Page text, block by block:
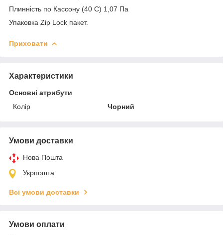
Плинність по Кассону (40 С) 1,07 Па
Упаковка Zip Lock пакет.
Приховати
Характеристики
Основні атрибути
Колір
Чорний
Умови доставки
Нова Пошта
Укрпошта
Всі умови доставки
Умови оплати